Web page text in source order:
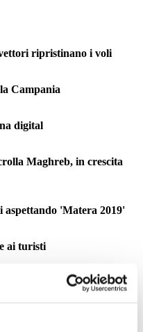
ripristinano i voli
Campania
digital
Maghreb, in crescita
aspettando 'Matera 2019'
ai turisti
Hotelplan